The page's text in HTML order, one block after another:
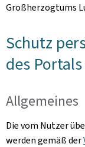
Großherzogtums
Schutz
des Portals
Allgemeines
Die vom Nutzer
werden gemäß der